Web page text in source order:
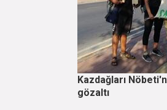
Kazdağları
gözaltı